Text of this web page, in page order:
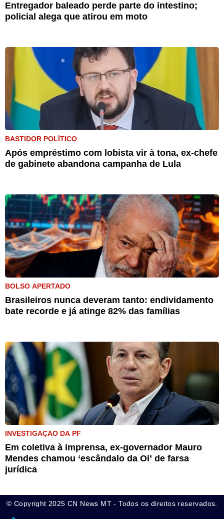
Entregador baleado perde parte do intestino;
policial alega que atirou em moto
BASTIDOR POLÍTICO
Após empréstimo com lobista vir à tona, ex-chefe
de gabinete abandona campanha de Lula
BOLSO APERTADO
Brasileiros nunca deveram tanto: endividamento
bate recorde e já atinge 82% das famílias
INVESTIGAÇÃO DA PF
Em coletiva à imprensa, ex-governador Mauro
Mendes chamou ‘escândalo da Oi’ de farsa
jurídica
© Copyright 2025 CN News MT - Todos os direitos reservados.